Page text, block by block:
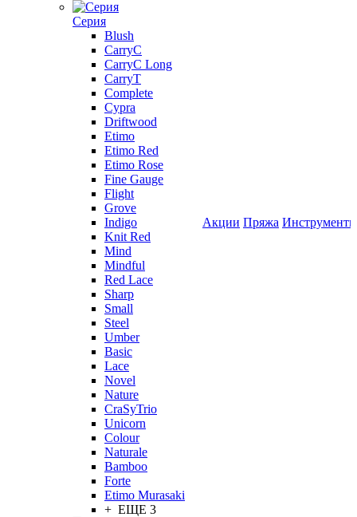
Серия
Blush
CarryC
CarryC Long
CarryT
Complete
Cypra
Driftwood
Etimo
Etimo Red
Etimo Rose
Fine Gauge
Flight
Grove
Indigo
Knit Red
Mind
Mindful
Red Lace
Sharp
Small
Steel
Umber
Basic
Lace
Novel
Nature
CraSyTrio
Unicorn
Colour
Naturale
Bamboo
Forte
Etimo Murasaki
+ ЕЩЕ 3
Акции Пряжа Инструменты